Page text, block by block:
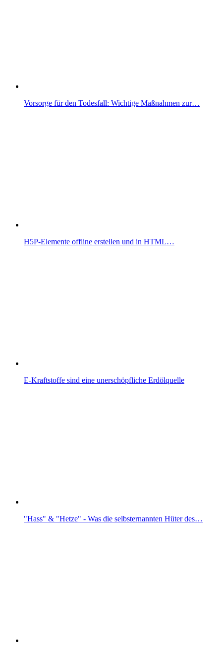
Vorsorge für den Todesfall: Wichtige Maßnahmen zur…
H5P-Elemente offline erstellen und in HTML…
E-Kraftstoffe sind eine unerschöpfliche Erdölquelle
"Hass" & "Hetze" - Was die selbsternannten Hüter des…